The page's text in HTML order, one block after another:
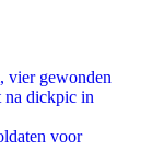
vier gewonden
na dickpic in
voor